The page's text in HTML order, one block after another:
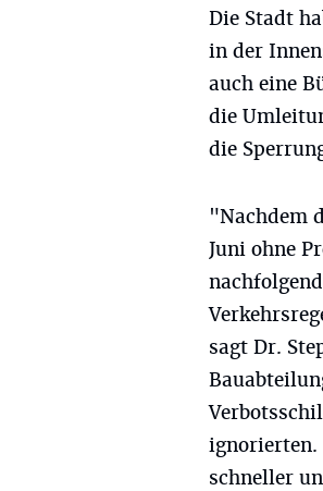
Die Stadt
in der
auch eine
die
die
"Nachdem
Juni ohne
sagt Dr.
ignorierten.
schneller